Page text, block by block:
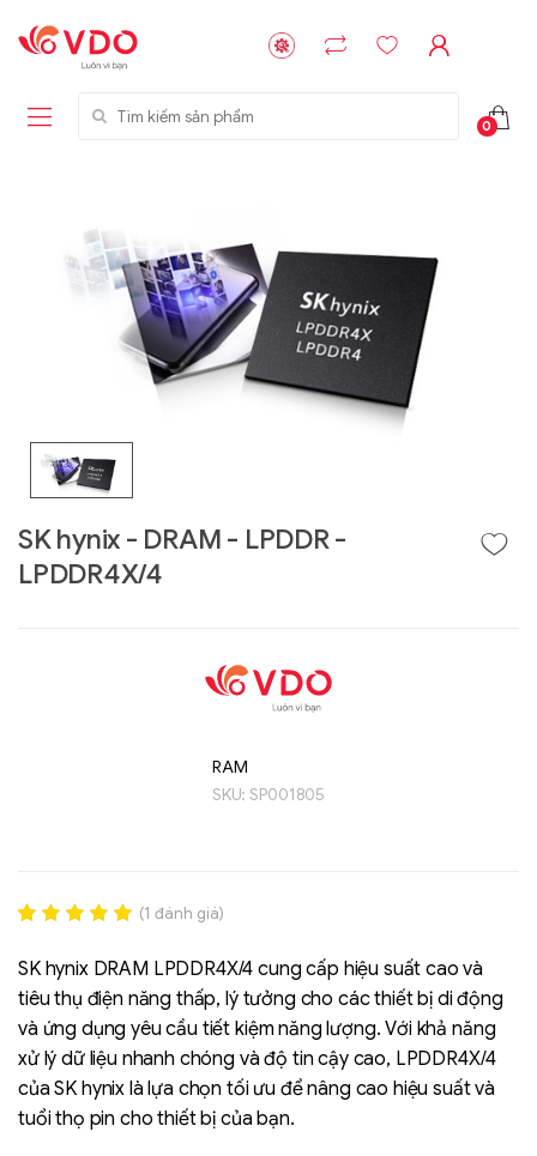
Tìm kiếm sản phẩm
0
SK hynix - DRAM - LPDDR -
LPDDR4X/4
RAM
SKU:SP001805
out of 5
based on
đánh giá
(1 đánh giá)
SK hynix DRAM LPDDR4X/4 cung cấp hiệu suất cao và
tiêu thụ điện năng thấp, lý tưởng cho các thiết bị di động
và ứng dụng yêu cầu tiết kiệm năng lượng. Với khả năng
xử lý dữ liệu nhanh chóng và độ tin cậy cao, LPDDR4X/4
của SK hynix là lựa chọn tối ưu để nâng cao hiệu suất và
tuổi thọ pin cho thiết bị của bạn.
NVMe™ SSD
Storage Micron -
G593-ZD1 (rev.
AAX1)
AAP1)